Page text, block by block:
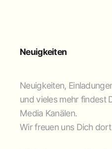
Neuigkeiten
Neuigkeiten,
und vieles mehr findest
Media Kanälen.
Wir freuen uns Dich